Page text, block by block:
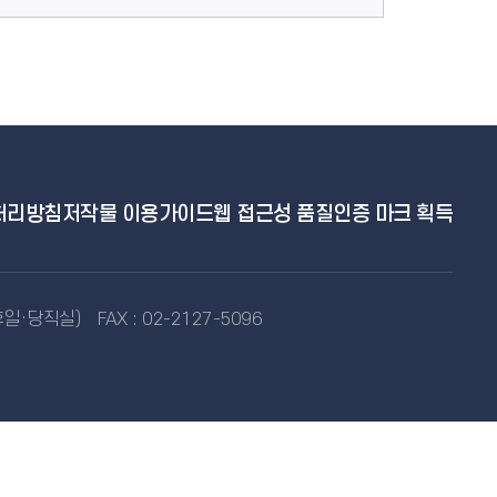
리방침저작물 이용가이드웹 접근성 품질인증 마크 획득
·당직실) FAX : 02-2127-5096